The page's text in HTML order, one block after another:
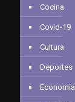
Cocina
Covid-19
Cultura
Deportes
Economía